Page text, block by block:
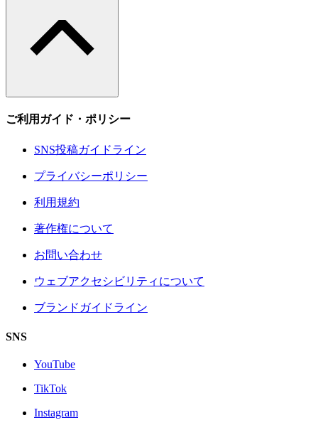
ご利用ガイド・ポリシー
SNS投稿ガイドライン
プライバシーポリシー
利用規約
著作権について
お問い合わせ
ウェブアクセシビリティについて
ブランドガイドライン
SNS
YouTube
TikTok
Instagram